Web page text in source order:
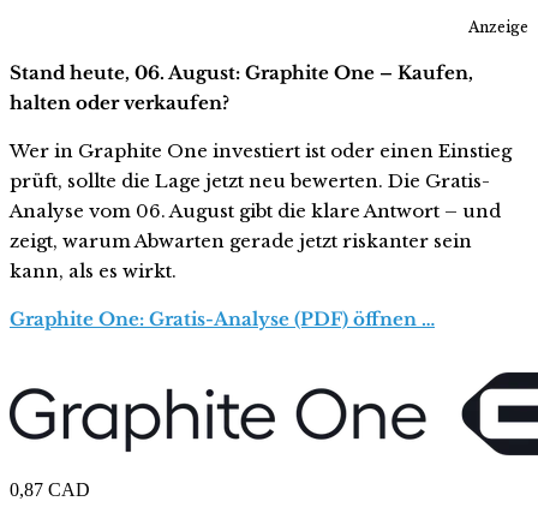
Anzeige
Stand heute, 06. August: Graphite One – Kaufen,
halten oder verkaufen?
Wer in Graphite One investiert ist oder einen Einstieg
prüft, sollte die Lage jetzt neu bewerten. Die Gratis-
Analyse vom 06. August gibt die klare Antwort – und
zeigt, warum Abwarten gerade jetzt riskanter sein
kann, als es wirkt.
Graphite One: Gratis-Analyse (PDF) öffnen …
0,87 CAD